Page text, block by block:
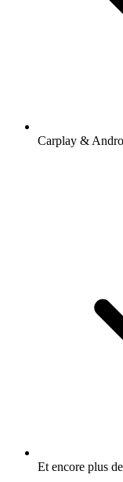
Carplay &
Et encore plus